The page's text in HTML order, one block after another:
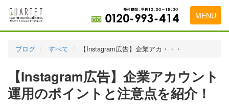
MENU
実績・お客様の声
初めて導入をお考えの方
ブログ すべて 【Instagram広告】企業アカ・・・
【Instagram広告】企業アカウント
運用のポイントと注意点を紹介！